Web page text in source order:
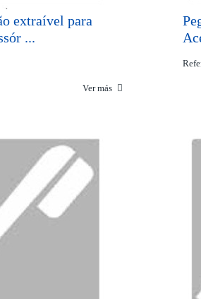
extraível para
...
Ver más